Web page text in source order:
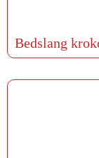
Bedslang